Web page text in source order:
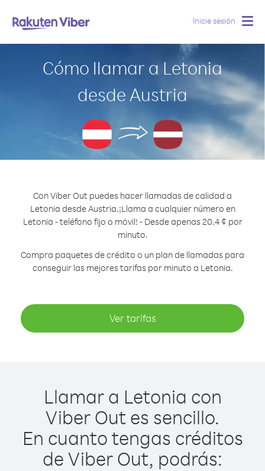
Inicie sesión
Cómo llamar a Letonia
desde Austria
Con Viber Out puedes hacer llamadas de calidad a
Letonia desde Austria.¡Llama a cualquier número en
Letonia - teléfono fijo o móvil! - Desde apenas 20.4 ¢ por
minuto.
Compra paquetes de crédito o un plan de llamadas para
conseguir las mejores tarifas por minuto a Letonia.
Ver tarifas
Llamar a Letonia con
Viber Out es sencillo.
En cuanto tengas créditos
de Viber Out, podrás: